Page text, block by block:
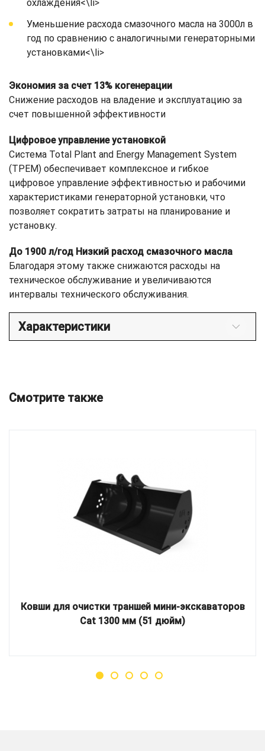
охлаждения<\li>
Уменьшение расхода смазочного масла на 3000л в
год по сравнению с аналогичными генераторными
установками<\li>
Экономия за счет 13% когенерации
Снижение расходов на владение и эксплуатацию за
счет повышенной эффективности
Цифровое управление установкой
Система Total Plant and Energy Management System
(TPEM) обеспечивает комплексное и гибкое
цифровое управление эффективностью и рабочими
характеристиками генераторной установки, что
позволяет сократить затраты на планирование и
установку.
До 1900 л/год Низкий расход смазочного масла
Благодаря этому также снижаются расходы на
техническое обслуживание и увеличиваются
интервалы технического обслуживания.
Характеристики
Смотрите также
Ковши для очистки траншей мини-экскаваторов
Cat 1300 мм (51 дюйм)